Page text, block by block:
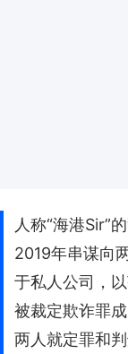
人称“海港Sir”
2019年串谋向
于私人公司，
被裁定欺诈罪
两人就定罪和